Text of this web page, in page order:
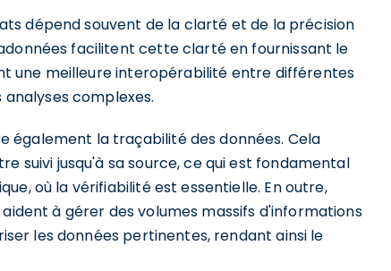
dépend souvent de la clarté et de la précision
facilitent cette clarté en fournissant le
une meilleure interopérabilité entre différentes
complexes.
également la traçabilité des données. Cela
suivi jusqu'à sa source, ce qui est fondamental
où la vérifiabilité est essentielle. En outre,
à gérer des volumes massifs d'informations
les données pertinentes, rendant ainsi le